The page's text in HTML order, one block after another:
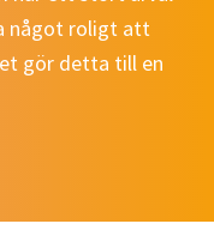
något roligt att
gör detta till en